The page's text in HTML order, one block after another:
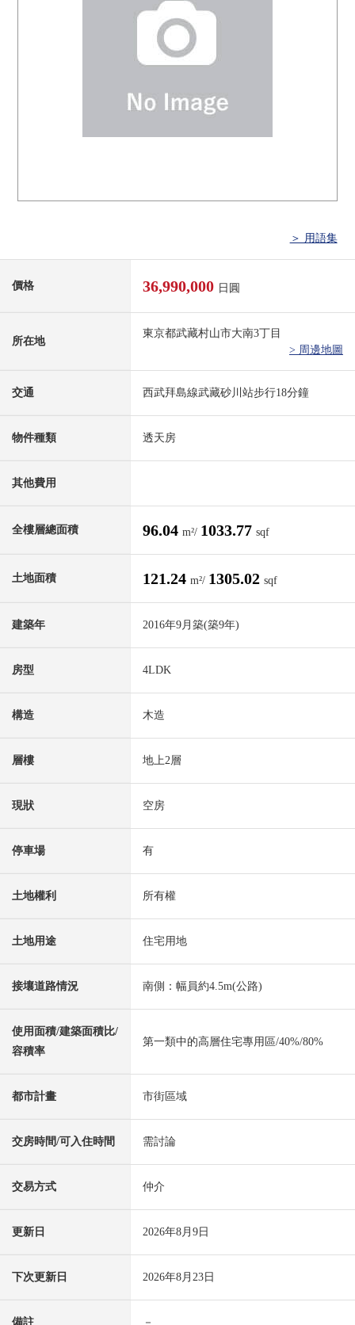
＞ 用語集
價格 36,990,000 日圓
所在地
東京都武藏村山市大南3丁目
> 周邊地圖
交通 西武拜島線武藏砂川站步行18分鐘
物件種類 透天房
其他費用
全樓層總面積 96.04 m²/ 1033.77 sqf
土地面積 121.24 m²/ 1305.02 sqf
建築年 2016年9月築(築9年)
房型 4LDK
構造 木造
層樓 地上2層
現狀 空房
停車場 有
土地權利 所有權
土地用途 住宅用地
接壤道路情況 南側：幅員約4.5m(公路)
使用面積/建築面積比/
容積率
第一類中的高層住宅專用區/40%/80%
都市計畫 市街區域
交房時間/可入住時間 需討論
交易方式 仲介
更新日 2026年8月9日
下次更新日 2026年8月23日
備註 －